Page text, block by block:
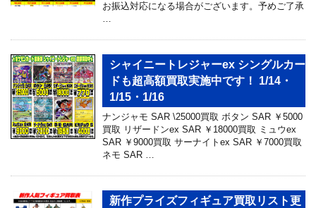
お振込対応になる場合がございます。予めご了承
…
シャイニートレジャーex シングルカー
ドも超高額買取実施中です！ 1/14・
1/15・1/16
ナンジャモ SAR \25000買取 ボタン SAR ￥5000
買取 リザードンex SAR ￥18000買取 ミュウex
SAR ￥9000買取 サーナイトex SAR ￥7000買取
ネモ SAR …
新作プライズフィギュア買取リスト更